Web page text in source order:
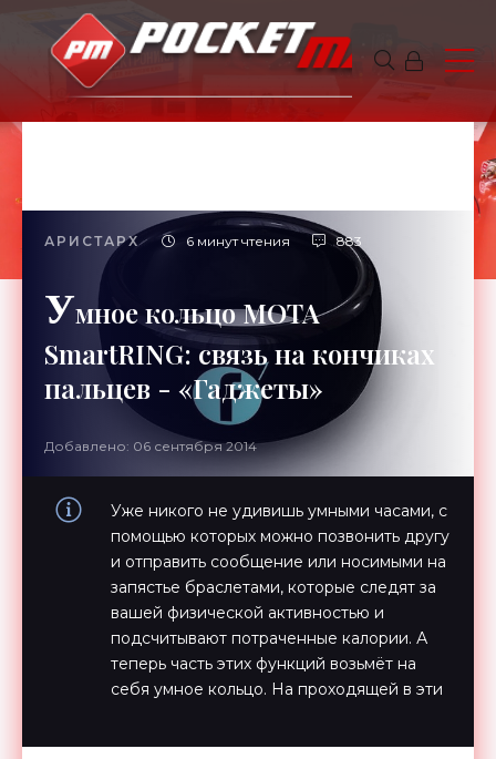
АРИСТАРХ 6 минут чтения 883
Умное кольцо MOTA
SmartRING: связь на кончиках
пальцев - «Гаджеты»
Добавлено: 06 сентября 2014
Уже никого не удивишь умными часами, с
помощью которых можно позвонить другу
и отправить сообщение или носимыми на
запястье браслетами, которые следят за
вашей физической активностью и
подсчитывают потраченные калории. А
теперь часть этих функций возьмёт на
себя умное кольцо. На проходящей в эти